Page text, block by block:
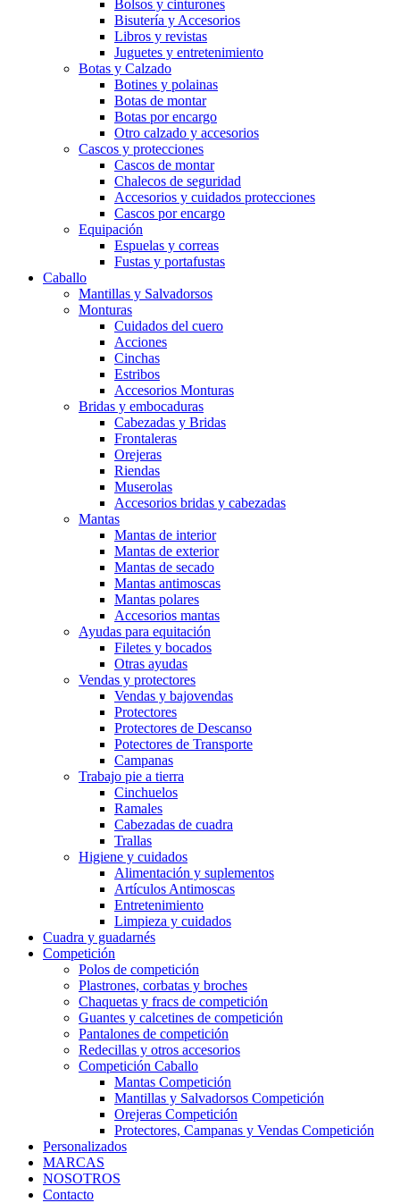
Bolsos y cinturones
Bisutería y Accesorios
Libros y revistas
Juguetes y entretenimiento
Botas y Calzado
Botines y polainas
Botas de montar
Botas por encargo
Otro calzado y accesorios
Cascos y protecciones
Cascos de montar
Chalecos de seguridad
Accesorios y cuidados protecciones
Cascos por encargo
Equipación
Espuelas y correas
Fustas y portafustas
Caballo
Mantillas y Salvadorsos
Monturas
Cuidados del cuero
Acciones
Cinchas
Estribos
Accesorios Monturas
Bridas y embocaduras
Cabezadas y Bridas
Frontaleras
Orejeras
Riendas
Muserolas
Accesorios bridas y cabezadas
Mantas
Mantas de interior
Mantas de exterior
Mantas de secado
Mantas antimoscas
Mantas polares
Accesorios mantas
Ayudas para equitación
Filetes y bocados
Otras ayudas
Vendas y protectores
Vendas y bajovendas
Protectores
Protectores de Descanso
Potectores de Transporte
Campanas
Trabajo pie a tierra
Cinchuelos
Ramales
Cabezadas de cuadra
Trallas
Higiene y cuidados
Alimentación y suplementos
Artículos Antimoscas
Entretenimiento
Limpieza y cuidados
Cuadra y guadarnés
Competición
Polos de competición
Plastrones, corbatas y broches
Chaquetas y fracs de competición
Guantes y calcetines de competición
Pantalones de competición
Redecillas y otros accesorios
Competición Caballo
Mantas Competición
Mantillas y Salvadorsos Competición
Orejeras Competición
Protectores, Campanas y Vendas Competición
Personalizados
MARCAS
NOSOTROS
Contacto